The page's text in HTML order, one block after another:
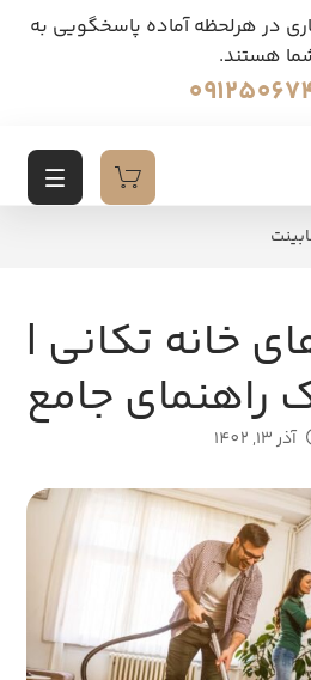
در هرلحظه آماده پاسخگویی به
هستند.
خانه تکانی |
راهنمای جامع
آذر 13, 1402